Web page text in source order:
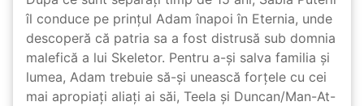
îl conduce pe prințul Adam înapoi în Eternia, unde
descoperă că patria sa a fost distrusă sub domnia
malefică a lui Skeletor. Pentru a-și salva familia și
lumea, Adam trebuie să-și unească forțele cu cei
mai apropiați aliați ai săi, Teela și Duncan/Man-At-